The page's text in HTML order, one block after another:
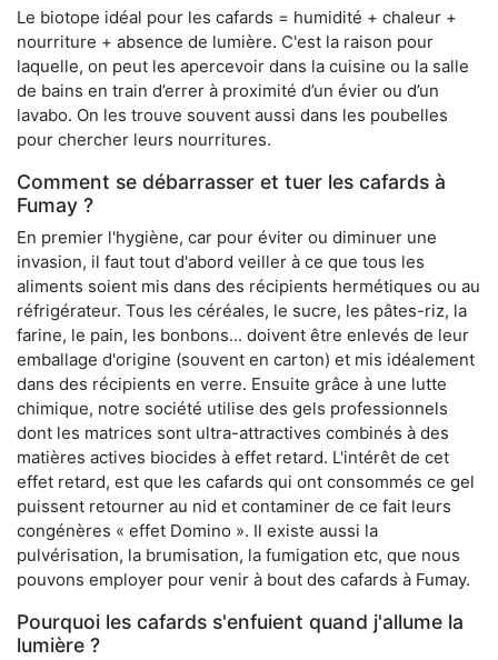
Le biotope idéal pour les cafards = humidité + chaleur +
nourriture + absence de lumière. C'est la raison pour
laquelle, on peut les apercevoir dans la cuisine ou la salle
de bains en train d’errer à proximité d’un évier ou d’un
lavabo. On les trouve souvent aussi dans les poubelles
pour chercher leurs nourritures.
Comment se débarrasser et tuer les cafards à
Fumay ?
En premier l'hygiène, car pour éviter ou diminuer une
invasion, il faut tout d'abord veiller à ce que tous les
aliments soient mis dans des récipients hermétiques ou au
réfrigérateur. Tous les céréales, le sucre, les pâtes-riz, la
farine, le pain, les bonbons... doivent être enlevés de leur
emballage d'origine (souvent en carton) et mis idéalement
dans des récipients en verre. Ensuite grâce à une lutte
chimique, notre société utilise des gels professionnels
dont les matrices sont ultra-attractives combinés à des
matières actives biocides à effet retard. L'intérêt de cet
effet retard, est que les cafards qui ont consommés ce gel
puissent retourner au nid et contaminer de ce fait leurs
congénères « effet Domino ». Il existe aussi la
pulvérisation, la brumisation, la fumigation etc, que nous
pouvons employer pour venir à bout des cafards à Fumay.
Pourquoi les cafards s'enfuient quand j'allume la
lumière ?